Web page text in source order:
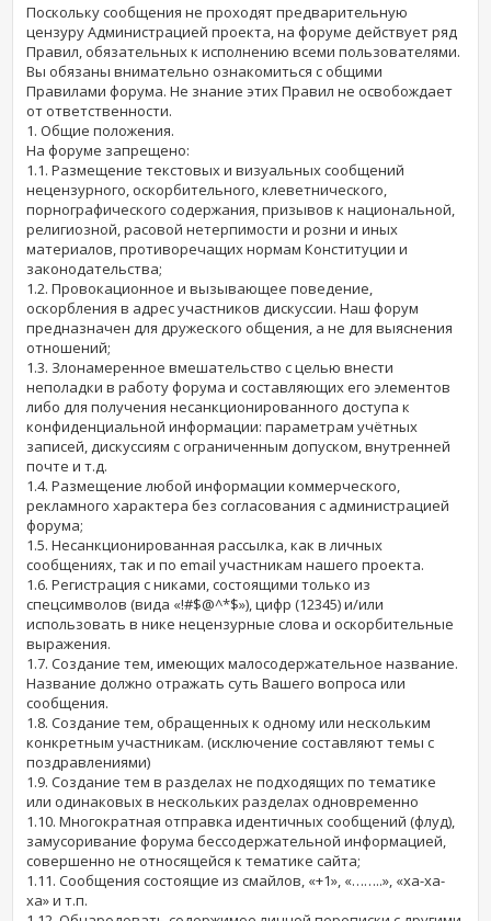
Поскольку сообщения не проходят предварительную
цензуру Администрацией проекта, на форуме действует ряд
Правил, обязательных к исполнению всеми пользователями.
Вы обязаны внимательно ознакомиться с общими
Правилами форума. Не знание этих Правил не освобождает
от ответственности.
1. Общие положения.
На форуме запрещено:
1.1. Размещение текстовых и визуальных сообщений
нецензурного, оскорбительного, клеветнического,
порнографического содержания, призывов к национальной,
религиозной, расовой нетерпимости и розни и иных
материалов, противоречащих нормам Конституции и
законодательства;
1.2. Провокационное и вызывающее поведение,
оскорбления в адрес участников дискуссии. Наш форум
предназначен для дружеского общения, а не для выяснения
отношений;
1.3. Злонамеренное вмешательство с целью внести
неполадки в работу форума и составляющих его элементов
либо для получения несанкционированного доступа к
конфиденциальной информации: параметрам учётных
записей, дискуссиям с ограниченным допуском, внутренней
почте и т.д.
1.4. Размещение любой информации коммерческого,
рекламного характера без согласования с администрацией
форума;
1.5. Несанкционированная рассылка, как в личных
сообщениях, так и по email участникам нашего проекта.
1.6. Регистрация с никами, состоящими только из
спецсимволов (вида «!#$@^*$»), цифр (12345) и/или
использовать в нике нецензурные слова и оскорбительные
выражения.
1.7. Создание тем, имеющих малосодержательное название.
Название должно отражать суть Вашего вопроса или
сообщения.
1.8. Создание тем, обращенных к одному или нескольким
конкретным участникам. (исключение составляют темы с
поздравлениями)
1.9. Создание тем в разделах не подходящих по тематике
или одинаковых в нескольких разделах одновременно
1.10. Многократная отправка идентичных сообщений (флуд),
замусоривание форума бессодержательной информацией,
совершенно не относящейся к тематике сайта;
1.11. Сообщения состоящие из смайлов, «+1», «……..», «ха-ха-
ха» и т.п.